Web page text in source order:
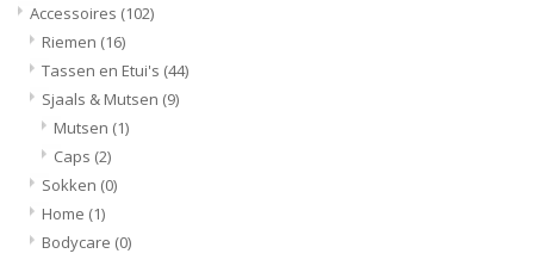
Accessoires (102)
Riemen (16)
Tassen en Etui's (44)
Sjaals & Mutsen (9)
Mutsen (1)
Caps (2)
Sokken (0)
Home (1)
Bodycare (0)